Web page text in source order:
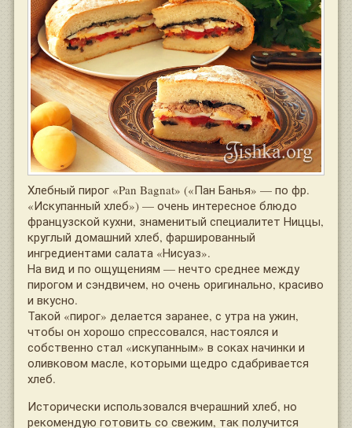
Хлебный пирог «Pan Bagnat» («Пан Банья» — по фр.
«Искупанный хлеб») — очень интересное блюдо
французской кухни, знаменитый специалитет Ниццы,
круглый домашний хлеб, фаршированный
ингредиентами салата «Нисуаз».
На вид и по ощущениям — нечто среднее между
пирогом и сэндвичем, но очень оригинально, красиво
и вкусно.
Такой «пирог» делается заранее, с утра на ужин,
чтобы он хорошо спрессовался, настоялся и
собственно стал «искупанным» в соках начинки и
оливковом масле, которыми щедро сдабривается
хлеб.
Исторически использовался вчерашний хлеб, но
рекомендую готовить со свежим, так получится